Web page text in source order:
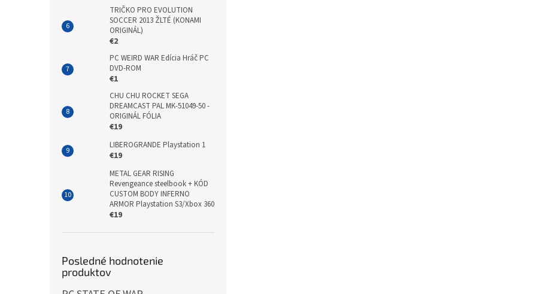
TRIČKO PRO EVOLUTION
SOCCER 2013 ŽLTÉ (KONAMI
ORIGINÁL)
€2
PC WEIRD WAR Edícia Hráč PC
DVD-ROM
€1
CHU CHU ROCKET SEGA
DREAMCAST PAL MK-51049-50 -
ORIGINÁL FÓLIA
€19
LIBEROGRANDE Playstation 1
€19
METAL GEAR RISING
Revengeance steelbook + KÓD
CUSTOM BODY INFERNO
ARMOR Playstation S3/Xbox 360
€19
Posledné hodnotenie
produktov